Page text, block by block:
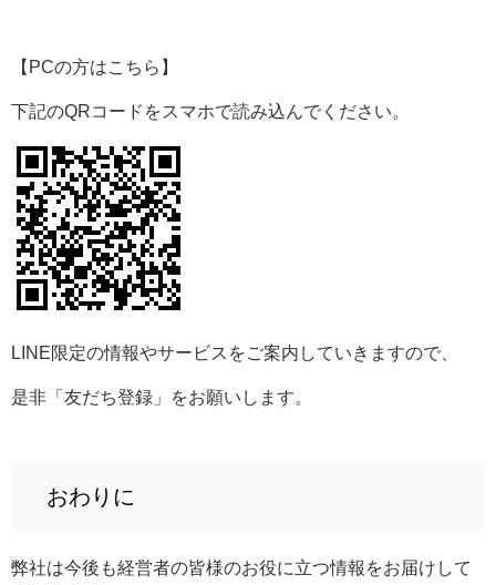
【PCの方はこちら】
下記のQRコードをスマホで読み込んでください。
LINE限定の情報やサービスをご案内していきますので、
是非「友だち登録」をお願いします。
おわりに
弊社は今後も経営者の皆様のお役に立つ情報をお届けして